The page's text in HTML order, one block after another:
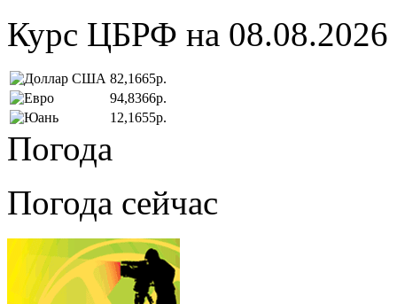
Курс ЦБРФ на 08.08.2026
82,1665р.
94,8366р.
12,1655р.
Погода
Погода сейчас